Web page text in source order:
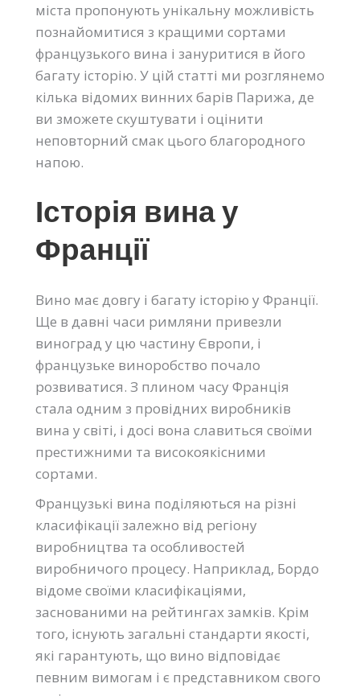
міста пропонують унікальну можливість
познайомитися з кращими сортами
французького вина і зануритися в його
багату історію. У цій статті ми розглянемо
кілька відомих винних барів Парижа, де
ви зможете скуштувати і оцінити
неповторний смак цього благородного
напою.
Історія вина у
Франції
Вино має довгу і багату історію у Франції.
Ще в давні часи римляни привезли
виноград у цю частину Європи, і
французьке виноробство почало
розвиватися. З плином часу Франція
стала одним з провідних виробників
вина у світі, і досі вона славиться своїми
престижними та високоякісними
сортами.
Французькі вина поділяються на різні
класифікації залежно від регіону
виробництва та особливостей
виробничого процесу. Наприклад, Бордо
відоме своїми класифікаціями,
заснованими на рейтингах замків. Крім
того, існують загальні стандарти якості,
які гарантують, що вино відповідає
певним вимогам і є представником свого